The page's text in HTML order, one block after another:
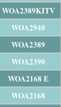
WOA2389KITV
WOA2940
WOA2389
WOA2390
WOA2168 E
WOA2168